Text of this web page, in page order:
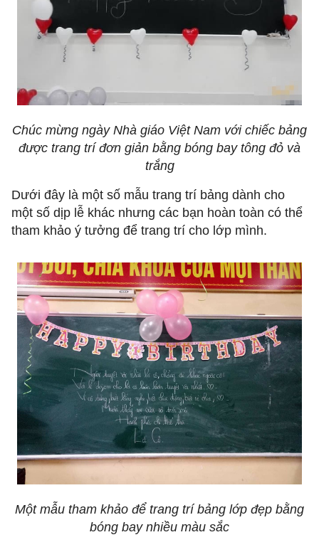
Chúc mừng ngày Nhà giáo Việt Nam với chiếc bảng
được trang trí đơn giản bằng bóng bay tông đỏ và
trắng
Dưới đây là một số mẫu trang trí bảng dành cho
một số dịp lễ khác nhưng các bạn hoàn toàn có thể
tham khảo ý tưởng để trang trí cho lớp mình.
Một mẫu tham khảo để trang trí bảng lớp đẹp bằng
bóng bay nhiều màu sắc